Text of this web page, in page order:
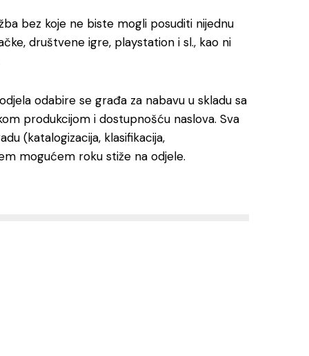
bez koje ne biste mogli posuditi nijednu
društvene igre, playstation i sl., kao ni
odabire se građa za nabavu u skladu sa
produkcijom i dostupnošću naslova. Sva
(katalogizacija, klasifikacija,
mogućem roku stiže na odjele.